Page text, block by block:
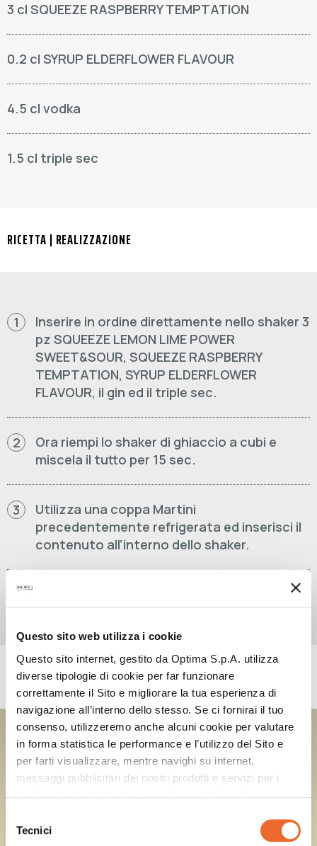
Questo sito web utilizza i cookie
Questo sito internet, gestito da Optima S.p.A. utilizza
diverse tipologie di cookie per far funzionare
correttamente il Sito e migliorare la tua esperienza di
navigazione all’interno dello stesso. Se ci fornirai il tuo
consenso, utilizzeremo anche alcuni cookie per valutare
in forma statistica le performance e l’utilizzo del Sito e
per farti visualizzare, mentre navighi su internet,
messaggi pubblicitari dei nostri prodotti e servizi per i
delTecnici
3 cl SQUEEZE RASPBERRY TEMPTATION
0.2 cl SYRUP ELDERFLOWER FLAVOUR
4.5 cl vodka
1.5 cl triple sec
RICETTA | REALIZZAZIONE
1
Inserire in ordine direttamente nello shaker 3
pz SQUEEZE LEMON LIME POWER
SWEET&SOUR, SQUEEZE RASPBERRY
TEMPTATION, SYRUP ELDERFLOWER
FLAVOUR, il gin ed il triple sec.
2
Ora riempi lo shaker di ghiaccio a cubi e
miscela il tutto per 15 sec.
3
Utilizza una coppa Martini
precedentemente refrigerata ed inserisci il
contenuto all’interno dello shaker.
4
PRODOTTI UTILIZZATI
DOUMIX? SQUEEZE
LEMON LIME POWER SWEET&SOUR